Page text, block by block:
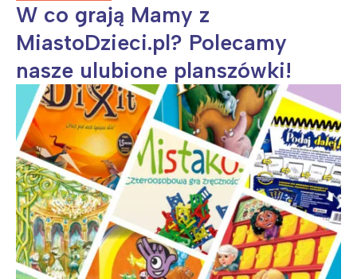
W co grają Mamy z
MiastoDzieci.pl? Polecamy
nasze ulubione planszówki!